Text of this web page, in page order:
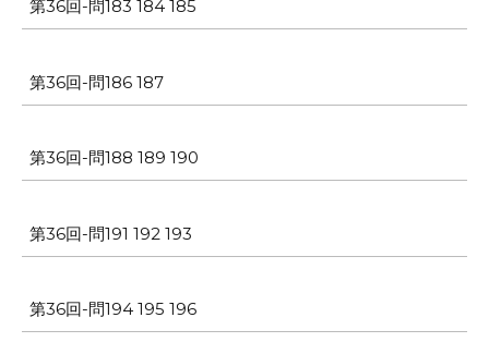
第36回-問183 184 185
第36回-問186 187
第36回-問188 189 190
第36回-問191 192 193
第36回-問194 195 196